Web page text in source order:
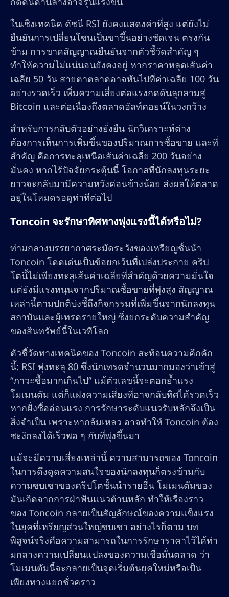
ในเชิงเทคนิค ดัชนี RSI ยังคงแสดงค่าที่สูง แต่ยังไม่
ยืนยันการเปลี่ยนโซนเป็นขาขึ้นอย่างชัดเจน ตรงกัน
ข้าม การขาดสัญญาณยืนยันจากตัวชี้วัดสำคัญ ๆ
ทำให้ความไม่แน่นอนยังคงอยู่ หากราคาหลุดเส้นค่า
เฉลี่ย 50 วัน สายตาตลาดอาจหันไปที่ค่าเฉลี่ย 100 วัน
อย่างรวดเร็ว เพิ่มความเสี่ยงต่อแรงกดดันลุกลามสู่
Bitcoin และต่อเนื่องถึงตลาดอัลท์คอยน์ในวงกว้าง
สำหรับการกลับตัวอย่างยั่งยืน นักวิเคราะห์ต่าง
ต้องการเห็นการเพิ่มขึ้นของปริมาณการซื้อขาย และที่
สำคัญ คือการทะลุเหนือเส้นค่าเฉลี่ย 200 วันอย่าง
มั่นคง หากไร้ปัจจัยกระตุ้นนี้ โอกาสที่นักลงทุนระยะ
ยาวจะกลับมามีความหวังค่อนข้างน้อย ส่งผลให้ตลาด
อยู่ในโหมดรอดูท่าทีต่อไป
Toncoin จะรักษาทิศทางพุ่งแรงนี้ได้หรือไม่?
ท่ามกลางบรรยากาศระมัดระวังของเหรียญชั้นนำ
Toncoin โดดเด่นเป็นข้อยกเว้นที่เปล่งประกาย คริป
โตนี้ไม่เพียงทะลุเส้นค่าเฉลี่ยที่สำคัญด้วยความมั่นใจ
แต่ยังมีแรงหนุนจากปริมาณซื้อขายที่พุ่งสูง สัญญาณ
เหล่านี้ตามปกติบ่งชี้ถึงกิจกรรมที่เพิ่มขึ้นจากนักลงทุน
สถาบันและผู้เทรดรายใหญ่ ซึ่งยกระดับความสำคัญ
ของสินทรัพย์นี้ในเวทีโลก
ตัวชี้วัดทางเทคนิคของ Toncoin สะท้อนความคึกคัก
นี้: RSI พุ่งทะลุ 80 ซึ่งนักเทรดจำนวนมากมองว่าเข้าสู่
“ภาวะซื้อมากเกินไป” แม้ตัวเลขนี้จะตอกย้ำแรง
โมเมนตัม แต่ก็แฝงความเสี่ยงที่อาจกลับทิศได้รวดเร็ว
หากฝั่งซื้ออ่อนแรง การรักษาระดับแนวรับหลักจึงเป็น
สิ่งจำเป็น เพราะหากล้มเหลว อาจทำให้ Toncoin ต้อง
ชะงักลงได้เร็วพอ ๆ กับที่พุ่งขึ้นมา
แม้จะมีความเสี่ยงเหล่านี้ ความสามารถของ Toncoin
ในการดึงดูดความสนใจของนักลงทุนก็ตรงข้ามกับ
ความซบเซาของคริปโตชั้นนำรายอื่น โมเมนตัมของ
มันเกิดจากการฝ่าฟันแนวต้านหลัก ทำให้เรื่องราว
ของ Toncoin กลายเป็นสัญลักษณ์ของความแข็งแรง
ในยุคที่เหรียญส่วนใหญ่ซบเซา อย่างไรก็ตาม บท
พิสูจน์จริงคือความสามารถในการรักษาราคาไว้ได้ท่า
มกลางความเปลี่ยนแปลงของความเชื่อมั่นตลาด ว่า
โมเมนตัมนี้จะกลายเป็นจุดเริ่มต้นยุคใหม่หรือเป็น
เพียงทางแยกชั่วคราว